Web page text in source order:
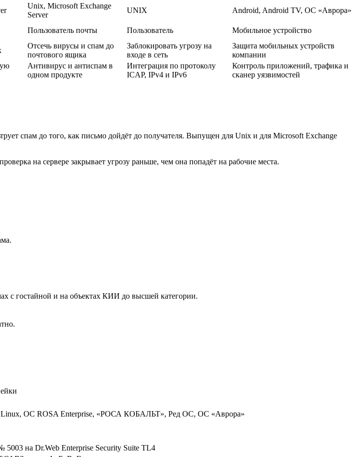
Unix, Microsoft Exchange
Server
UNIX
Android, Android TV, ОС «Аврора»
Пользователь почты Пользователь Мобильное устройство
Отсечь вирусы и спам до
почтового ящика
Заблокировать угрозу на
входе в сеть
Защита мобильных устройств
компании
Антивирус и антиспам в
одном продукте
Интеграция по протоколу
ICAP, IPv4 и IPv6
Контроль приложений, трафика и
сканер уязвимостей
спам до того, как письмо дойдёт до получателя. Выпущен для Unix и для Microsoft Exchange
на сервере закрывает угрозу раньше, чем она попадёт на рабочие места.
с гостайной и на объектах КИИ до высшей категории.
ОС ROSA Enterprise, «РОСА КОБАЛЬТ», Ред ОС, ОС «Аврора»
на Dr.Web Enterprise Security Suite TL4